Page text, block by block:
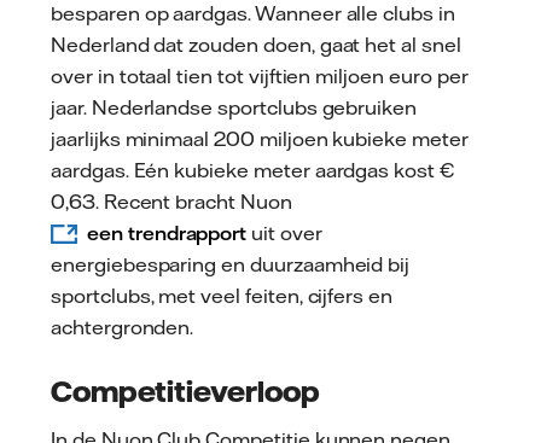
besparen op aardgas. Wanneer alle clubs in
Nederland dat zouden doen, gaat het al snel
over in totaal tien tot vijftien miljoen euro per
jaar. Nederlandse sportclubs gebruiken
jaarlijks minimaal 200 miljoen kubieke meter
aardgas. Eén kubieke meter aardgas kost €
0,63. Recent bracht Nuon
een trendrapport uit over
energiebesparing en duurzaamheid bij
sportclubs, met veel feiten, cijfers en
achtergronden.
Competitieverloop